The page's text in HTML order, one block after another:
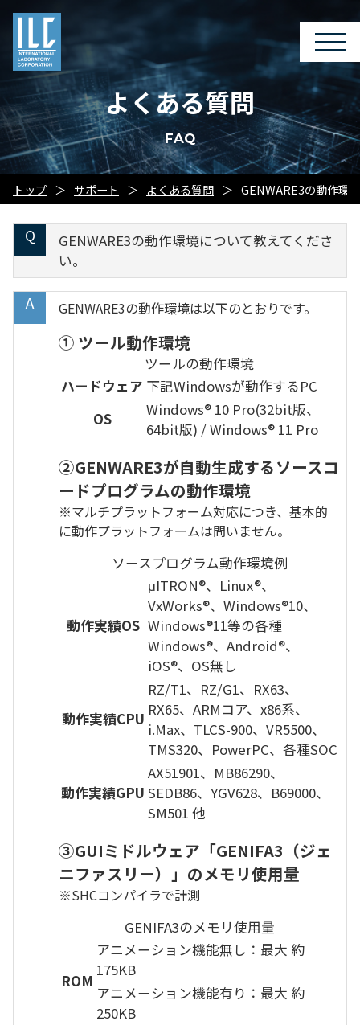
よくある質問
FAQ
トップ サポート よくある質問 GENWARE3の動作環
GENWARE3の動作環境について教えてくださ
い。
GENWARE3の動作環境は以下のとおりです。
① ツール動作環境
ツールの動作環境
ハードウェア 下記Windowsが動作するPC
OS
Windows® 10 Pro(32bit版、
64bit版) / Windows® 11 Pro
②GENWARE3が自動生成するソースコ
ードプログラムの動作環境
※マルチプラットフォーム対応につき、基本的
に動作プラットフォームは問いません。
ソースプログラム動作環境例
動作実績OS
μITRON®、Linux®、
VxWorks®、Windows®10、
Windows®11等の各種
Windows®、Android®、
iOS®、OS無し
動作実績CPU
RZ/T1、RZ/G1、RX63、
RX65、ARMコア、x86系、
i.Max、TLCS-900、VR5500、
TMS320、PowerPC、各種SOC
動作実績GPU
AX51901、MB86290、
SEDB86、YGV628、B69000、
SM501 他
③GUIミドルウェア「GENIFA3（ジェ
ニファスリー）」のメモリ使用量
※SHCコンパイラで計測
GENIFA3のメモリ使用量
ROM
アニメーション機能無し：最大 約
175KB
アニメーション機能有り：最大 約
250KB